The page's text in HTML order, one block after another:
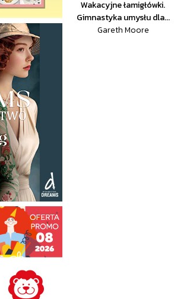
Wakacyjne łamigłówki.
Gimnastyka umysłu dla...
Gareth Moore